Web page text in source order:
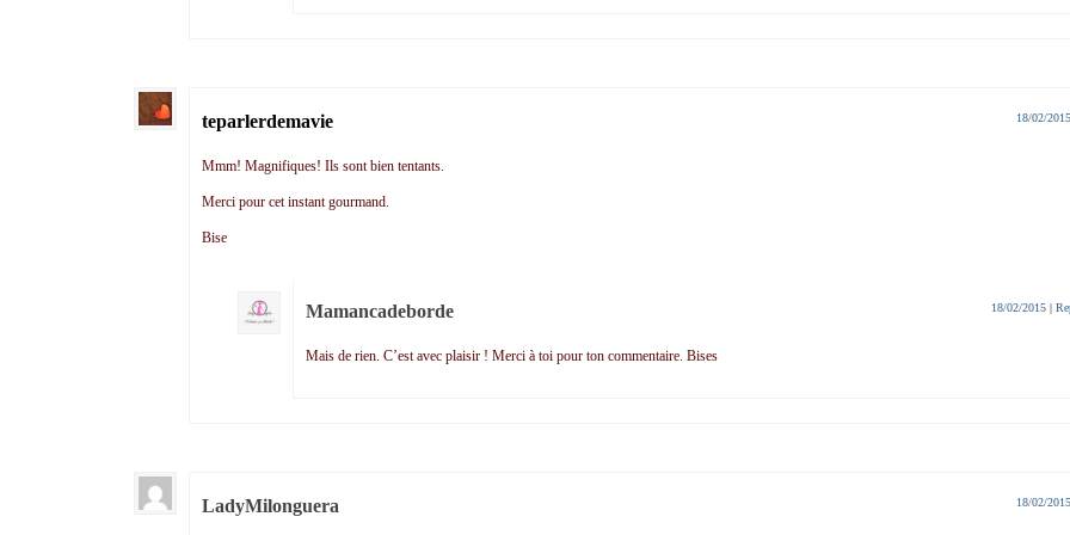
teparlerdemavie 18/02/2015
Mmm! Magnifiques! Ils sont bien tentants.
Merci pour cet instant gourmand.
Bise
Mamancadeborde 18/02/2015 |
Mais de rien. C’est avec plaisir ! Merci à toi pour ton commentaire. Bises
LadyMilonguera 18/02/2015